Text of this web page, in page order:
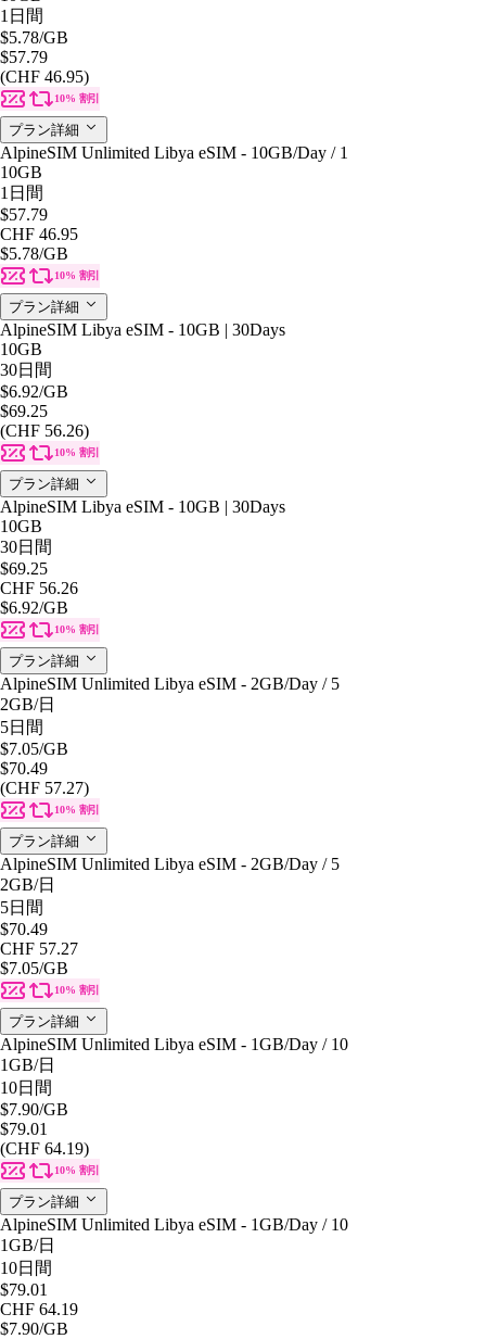
1日間
$5.78/GB
$57.79
(CHF 46.95)
10% 割引
プラン詳細
AlpineSIM Unlimited Libya eSIM - 10GB/Day / 1
10GB
1日間
$57.79
CHF 46.95
$5.78/GB
10% 割引
プラン詳細
AlpineSIM Libya eSIM - 10GB | 30Days
10GB
30日間
$6.92/GB
$69.25
(CHF 56.26)
10% 割引
プラン詳細
AlpineSIM Libya eSIM - 10GB | 30Days
10GB
30日間
$69.25
CHF 56.26
$6.92/GB
10% 割引
プラン詳細
AlpineSIM Unlimited Libya eSIM - 2GB/Day / 5
2GB/日
5日間
$7.05/GB
$70.49
(CHF 57.27)
10% 割引
プラン詳細
AlpineSIM Unlimited Libya eSIM - 2GB/Day / 5
2GB/日
5日間
$70.49
CHF 57.27
$7.05/GB
10% 割引
プラン詳細
AlpineSIM Unlimited Libya eSIM - 1GB/Day / 10
1GB/日
10日間
$7.90/GB
$79.01
(CHF 64.19)
10% 割引
プラン詳細
AlpineSIM Unlimited Libya eSIM - 1GB/Day / 10
1GB/日
10日間
$79.01
CHF 64.19
$7.90/GB